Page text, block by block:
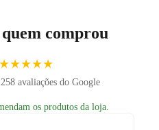
comprou
★★★★★
avaliações do Google
os produtos da loja.